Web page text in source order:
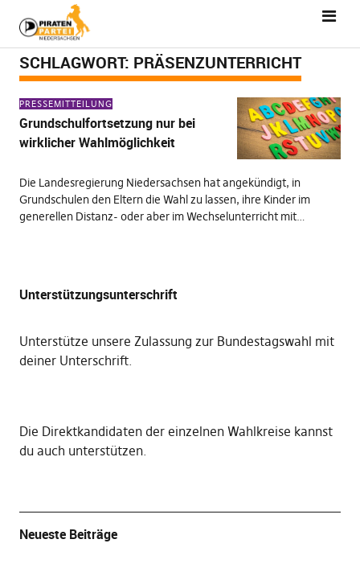
SCHLAGWORT: PRÄSENZUNTERRICHT
PRESSEMITTEILUNG
Grundschulfortsetzung nur bei
wirklicher Wahlmöglichkeit
Die Landesregierung Niedersachsen hat angekündigt, in
Grundschulen den Eltern die Wahl zu lassen, ihre Kinder im
generellen Distanz- oder aber im Wechselunterricht mit…
Unterstützungsunterschrift
Unterstütze unsere Zulassung zur Bundestagswahl mit
deiner Unterschrift.
Die Direktkandidaten der einzelnen Wahlkreise kannst
du auch unterstützen.
Neueste Beiträge